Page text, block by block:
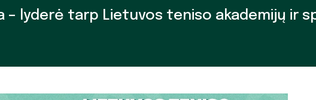
– lyderė tarp Lietuvos teniso akademijų ir